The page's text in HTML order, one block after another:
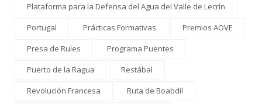
Plataforma para la Defensa del Agua del Valle de Lecrín
Portugal
Prácticas Formativas
Premios AOVE
Presa de Rules
Programa Puentes
Puerto de la Ragua
Restábal
Revolución Francesa
Ruta de Boabdil